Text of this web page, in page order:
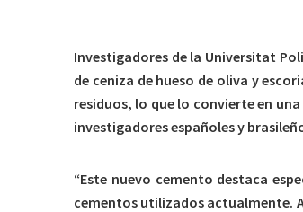
Investigadores de la Universitat
de ceniza de hueso de oliva y
residuos, lo que lo convierte en
investigadores españoles y
“Este nuevo cemento destaca
cementos utilizados actualmente.